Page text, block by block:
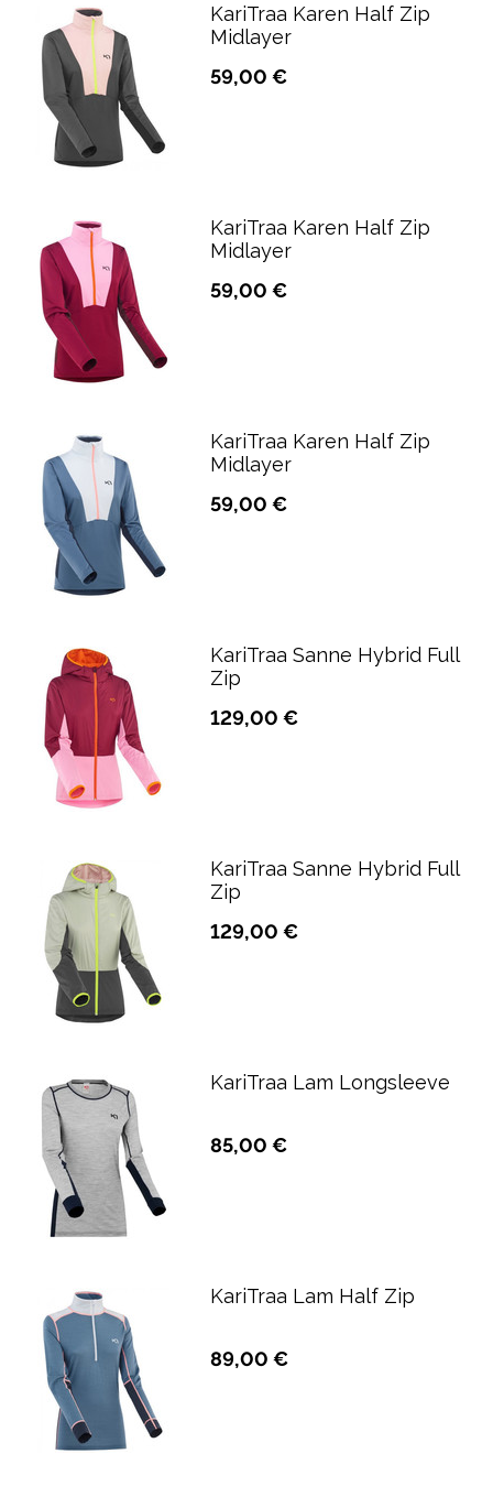
KariTraa Karen Half Zip
Midlayer
59,00 €
KariTraa Karen Half Zip
Midlayer
59,00 €
KariTraa Karen Half Zip
Midlayer
59,00 €
KariTraa Sanne Hybrid Full
Zip
129,00 €
KariTraa Sanne Hybrid Full
Zip
129,00 €
KariTraa Lam Longsleeve
85,00 €
KariTraa Lam Half Zip
89,00 €